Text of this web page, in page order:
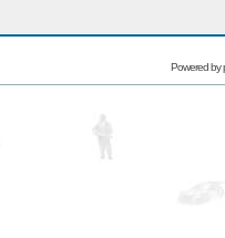
Powered by